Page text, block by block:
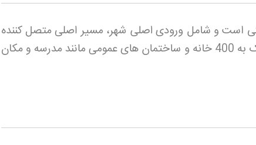
و شامل ورودی اصلی شهر، مسیر اصلی متصل کننده
ورودی شهر به دژ و بازار در امتداد آن، نزدیک به 400 خانه و ساختمان های عمومی مانند مدرسه و مکان